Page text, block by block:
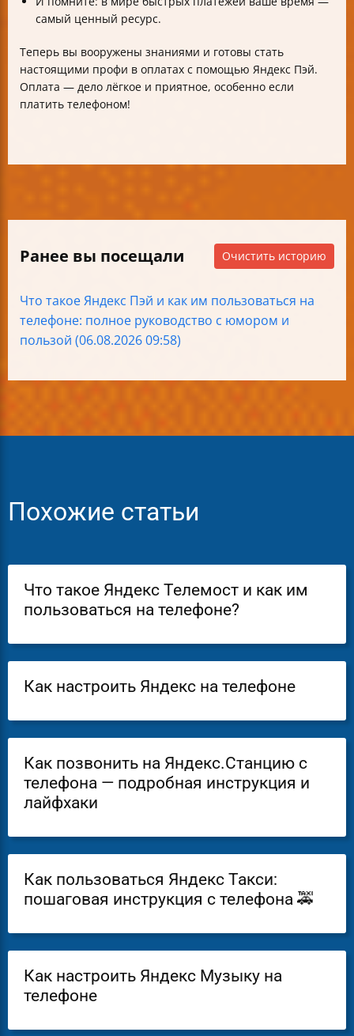
самый ценный ресурс.
Теперь вы вооружены знаниями и готовы стать
настоящими профи в оплатах с помощью Яндекс Пэй.
Оплата — дело лёгкое и приятное, особенно если
платить телефоном!
Ранее вы посещали Очистить историю
Что такое Яндекс Пэй и как им пользоваться на
телефоне: полное руководство с юмором и
пользой (06.08.2026 09:58)
Похожие статьи
Что такое Яндекс Телемост и как им
пользоваться на телефоне?
Как настроить Яндекс на телефоне
Как позвонить на Яндекс.Станцию с
телефона — подробная инструкция и
лайфхаки
Как пользоваться Яндекс Такси:
пошаговая инструкция с телефона 🚕
Как настроить Яндекс Музыку на
телефоне